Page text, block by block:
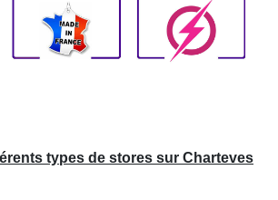
types de stores sur Charteves